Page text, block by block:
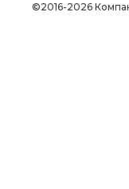
©2016-2026